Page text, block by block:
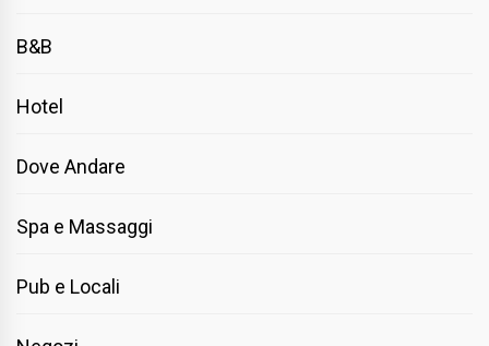
B&B
Hotel
Dove Andare
Spa e Massaggi
Pub e Locali